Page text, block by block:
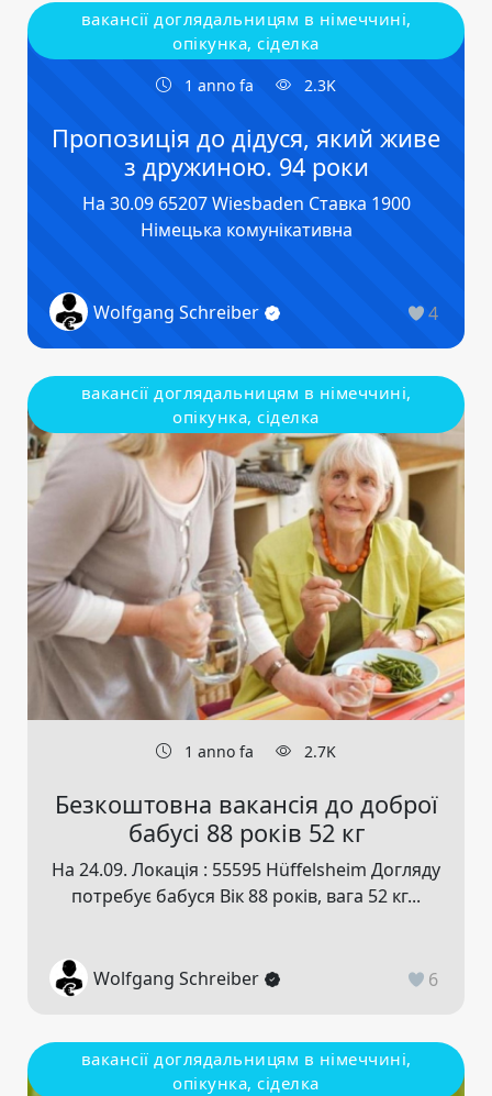
1 anno fa 2.3K
4
вакансії доглядальницям в німеччині,
опікунка, сіделка
Пропозиція до дідуся, який живе
з дружиною. 94 роки
На 30.09 65207 Wiesbaden Ставка 1900
Німецька комунікативна
Wolfgang Schreiber
вакансії доглядальницям в німеччині,
опікунка, сіделка
1 anno fa 2.7K
Безкоштовна вакансія до доброї
бабусі 88 років 52 кг
На 24.09. Локація : 55595 Hüffelsheim Догляду
потребує бабуся Вік 88 років, вага 52 кг...
Wolfgang Schreiber 6
вакансії доглядальницям в німеччині,
опікунка, сіделка